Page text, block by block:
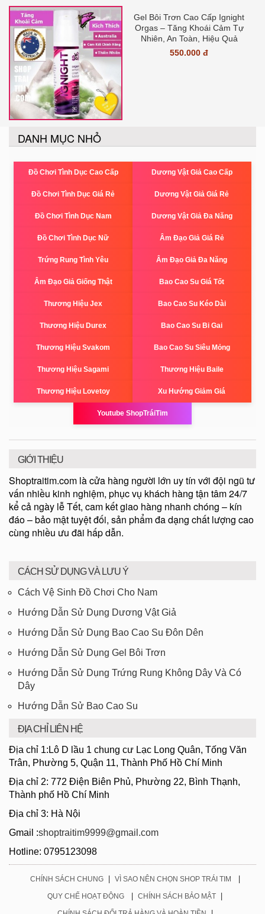
Gel Bôi Trơn Cao Cấp Ignight
Orgas – Tăng Khoái Cảm Tự
Nhiên, An Toàn, Hiệu Quả
550.000 đ
DANH MỤC NHỎ
Đồ Chơi Tình Dục Cao Cấp Dương Vật Giả Cao Cấp
Đồ Chơi Tình Dục Giá Rẻ Dương Vật Giả Giá Rẻ
Đồ Chơi Tình Dục Nam Dương Vật Giả Đa Năng
Đồ Chơi Tình Dục Nữ Âm Đạo Giả Giá Rẻ
Trứng Rung Tình Yêu Âm Đạo Giả Đa Năng
Âm Đạo Giả Giống Thật Bao Cao Su Giá Tốt
Thương Hiệu Jex Bao Cao Su Kéo Dài
Thương Hiệu Durex Bao Cao Su Bi Gai
Thương Hiệu Svakom Bao Cao Su Siêu Mỏng
Thương Hiệu Sagami Thương Hiệu Baile
Thương Hiệu Lovetoy Xu Hướng Giảm Giá
Youtube ShopTráiTim
GIỚI THIỆU
Shoptraitim.com là cửa hàng người lớn uy tín với đội ngũ tư
vấn nhiều kinh nghiệm, phục vụ khách hàng tận tâm 24/7
kể cả ngày lễ Tết, cam kết giao hàng nhanh chóng – kín
đáo – bảo mật tuyệt đối, sản phẩm đa dạng chất lượng cao
cùng nhiều ưu đãi hấp dẫn.
CÁCH SỬ DỤNG VÀ LƯU Ý
Cách Vệ Sinh Đồ Chơi Cho Nam
Hướng Dẫn Sử Dụng Dương Vật Giả
Hướng Dẫn Sử Dụng Bao Cao Su Đôn Dên
Hướng Dẫn Sử Dụng Gel Bôi Trơn
Hướng Dẫn Sử Dụng Trứng Rung Không Dây Và Có
Dây
Hướng Dẫn Sử Bao Cao Su
ĐỊA CHỈ LIÊN HỆ
Địa chỉ 1:Lô D lầu 1 chung cư Lạc Long Quân, Tống Văn
Trân, Phường 5, Quận 11, Thành Phố Hồ Chí Minh
Địa chỉ 2: 772 Điện Biên Phủ, Phường 22, Bình Thạnh,
Thành phố Hồ Chí Minh
Địa chỉ 3: Hà Nội
Gmail :shoptraitim9999@gmail.com
Hotline: 0795123098
CHÍNH SÁCH CHUNG | VÌ SAO NÊN CHỌN SHOP TRÁI TIM |
QUY CHẾ HOẠT ĐỘNG | CHÍNH SÁCH BẢO MẬT |